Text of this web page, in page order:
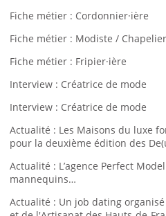
Fiche métier : Cordonnier·ière
Fiche métier : Modiste /
Fiche métier : Fripier·ière
Interview : Créatrice de mode
Interview : Créatrice de mode
Actualité : Les Maisons du luxe
pour la deuxième édition des
Actualité : L’agence Perfect
mannequins…
Actualité : Un job dating